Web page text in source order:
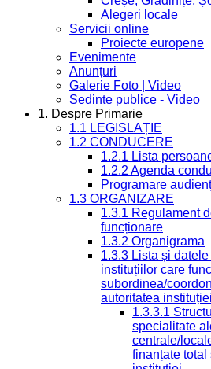
Alegeri locale
Servicii online
Proiecte europene
Evenimente
Anunțuri
Galerie Foto | Video
Sedinte publice - Video
1. Despre Primarie
1.1 LEGISLAȚIE
1.2 CONDUCERE
1.2.1 Lista
1.2.2 Agenda
Programare
1.3 ORGANIZARE
1.3.1 Regulament
funcționare
1.3.2 Organigrama
1.3.3 Lista și
instituțiilor care
subordinea/
autoritatea instituției
1.3.3.1
specialitate
centrale/
finanțate total